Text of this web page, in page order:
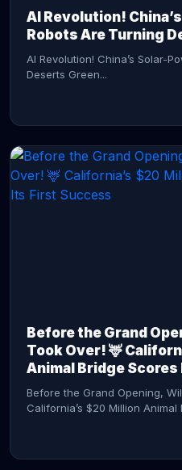
AI Revolution!
Robots Are Turning
AI Revolution! China’s Solar-
Deserts Green...
Before the Grand
Took Over! 🦌
Animal Bridge
Before the Grand Opening,
California’s $20 Million